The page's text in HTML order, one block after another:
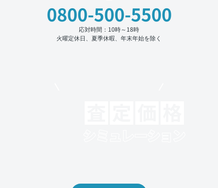
0800-500-5500
応対時間：10時～18時
火曜定休日、夏季休暇、年末年始を除く